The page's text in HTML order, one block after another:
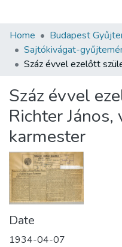
Communities &
All of DSpace
About us
Home Budapest
Sajtókivágat-
Száz évvel
Richter
karmester
Date
1934-04-07